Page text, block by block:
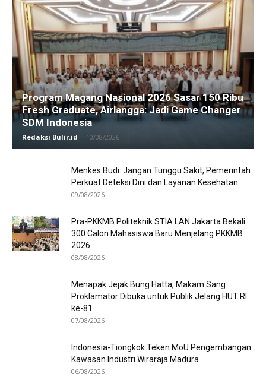
Program Magang Nasional 2026 Sasar 150 Ribu
Fresh Graduate, Airlangga: Jadi Game Changer
SDM Indonesia
Redaksi Bulir.id - 10/08/2026
Menkes Budi: Jangan Tunggu Sakit, Pemerintah
Perkuat Deteksi Dini dan Layanan Kesehatan
09/08/2026
Pra-PKKMB Politeknik STIA LAN Jakarta Bekali
300 Calon Mahasiswa Baru Menjelang PKKMB
2026
08/08/2026
Menapak Jejak Bung Hatta, Makam Sang
Proklamator Dibuka untuk Publik Jelang HUT RI
ke-81
07/08/2026
Indonesia-Tiongkok Teken MoU Pengembangan
Kawasan Industri Wiraraja Madura
06/08/2026